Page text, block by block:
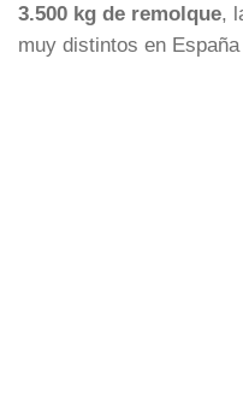
3.500 kg de remolque,
muy distintos en